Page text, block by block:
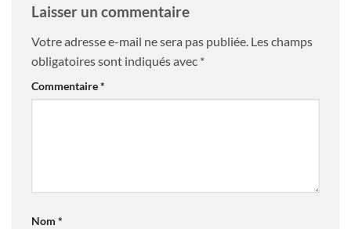
Laisser un commentaire
Votre adresse e-mail ne sera pas publiée. Les champs
obligatoires sont indiqués avec *
Commentaire*
Nom *